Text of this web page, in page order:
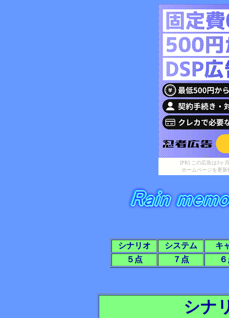
[PR] この広告は3ヶ
ホームページを更
シナリオ システム
キ
５点
７点
シナ